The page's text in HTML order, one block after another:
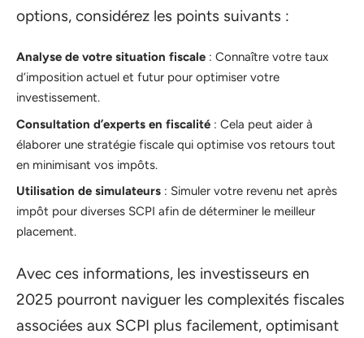
options, considérez les points suivants :
Analyse de votre situation fiscale : Connaître votre taux
d’imposition actuel et futur pour optimiser votre
investissement.
Consultation d’experts en fiscalité : Cela peut aider à
élaborer une stratégie fiscale qui optimise vos retours tout
en minimisant vos impôts.
Utilisation de simulateurs : Simuler votre revenu net après
impôt pour diverses SCPI afin de déterminer le meilleur
placement.
Avec ces informations, les investisseurs en
2025 pourront naviguer les complexités fiscales
associées aux SCPI plus facilement, optimisant